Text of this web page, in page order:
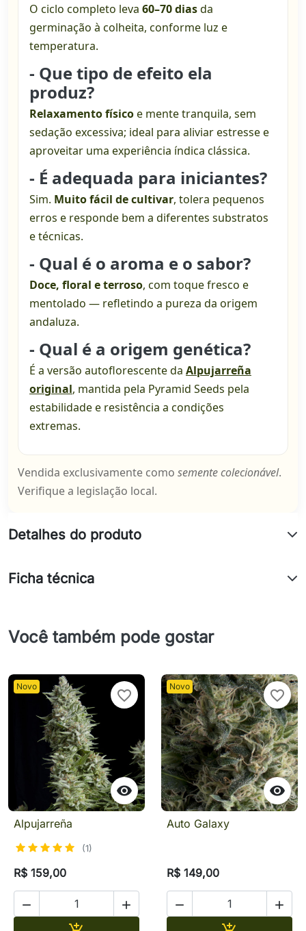
O ciclo completo leva 60–70 diasda
germinação à colheita, conforme luz e
temperatura.
- Que tipo de efeito ela
produz?
Relaxamento físicoe mente tranquila, sem
sedação excessiva; ideal para aliviar estresse e
aproveitar uma experiência índica clássica.
- É adequada para iniciantes?
Sim. Muito fácil de cultivar, tolera pequenos
erros e responde bem a diferentes substratos
e técnicas.
- Qual é o aroma e o sabor?
Doce, floral e terroso, com toque fresco e
mentolado — refletindo a pureza da origem
andaluza.
- Qual é a origem genética?
É a versão autoflorescente da Alpujarreña
original, mantida pela Pyramid Seeds pela
estabilidade e resistência a condições
extremas.
Vendida exclusivamente como semente colecionável.
Verifique a legislação local.
Detalhes do produto
Ficha técnica
Você também pode gostar
Novo

favorite_border
Alpujarreña
(1)
R$ 159,00
 
Novo

favorite_border
Auto Galaxy
R$ 149,00
 